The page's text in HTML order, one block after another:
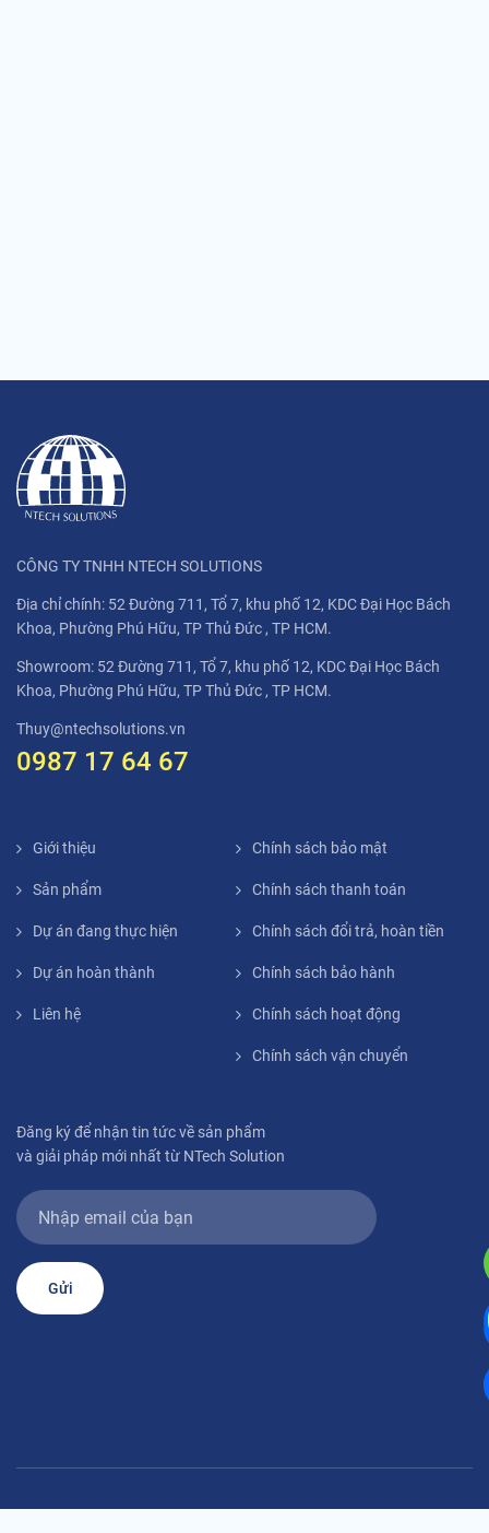
CÔNG TY TNHH NTECH SOLUTIONS
Địa chỉ chính: 52 Đường 711, Tổ 7, khu phố 12, KDC Đại Học Bách
Khoa, Phường Phú Hữu, TP Thủ Đức , TP HCM.
Showroom: 52 Đường 711, Tổ 7, khu phố 12, KDC Đại Học Bách
Khoa, Phường Phú Hữu, TP Thủ Đức , TP HCM.
Thuy@ntechsolutions.vn
0987 17 64 67
Giới thiệu
Sản phẩm
Dự án đang thực hiện
Dự án hoàn thành
Liên hệ
Chính sách bảo mật
Chính sách thanh toán
Chính sách đổi trả, hoàn tiền
Chính sách bảo hành
Chính sách hoạt động
Chính sách vận chuyển
Đăng ký để nhận tin tức về sản phẩm
và giải pháp mới nhất từ NTech Solution
Gửi